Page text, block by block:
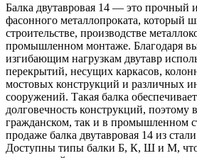
Балка двутавровая 14 — это прочный
фасонного металлопроката, который
строительстве, производстве
промышленном монтаже. Благодаря
изгибающим нагрузкам двутавр
перекрытий, несущих каркасов,
мостовых конструкций и различных
сооружений. Такая балка
долговечность конструкций, поэтому
гражданском, так и в промышленном
продаже балка двутавровая 14 из
Доступны типы балки Б, К, Ш и М, что